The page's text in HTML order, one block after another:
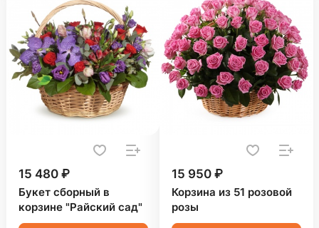
15 480 ₽
Букет сборный в
корзине "Райский сад"
15 950 ₽
Корзина из 51 розовой
розы